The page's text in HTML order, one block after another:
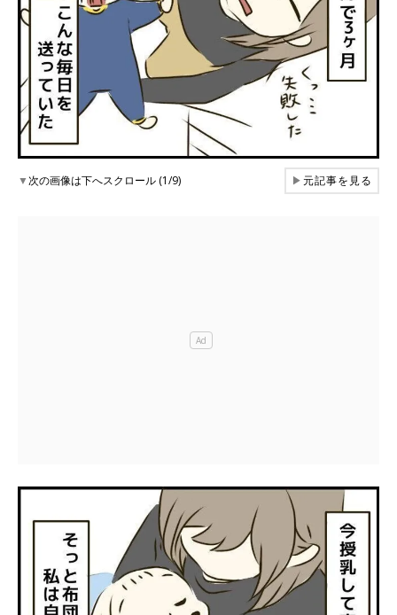
▼次の画像は下へスクロール (1/9) ▶元記事を見る